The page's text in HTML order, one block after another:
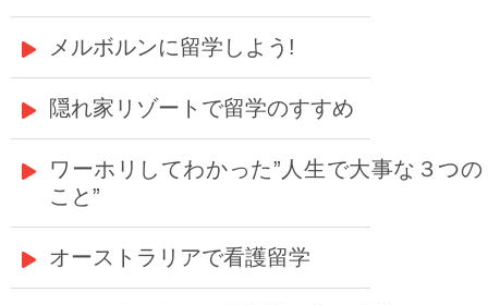
メルボルンに留学しよう!
隠れ家リゾートで留学のすすめ
ワーホリしてわかった”人生で大事な３つの
こと”
オーストラリアで看護留学